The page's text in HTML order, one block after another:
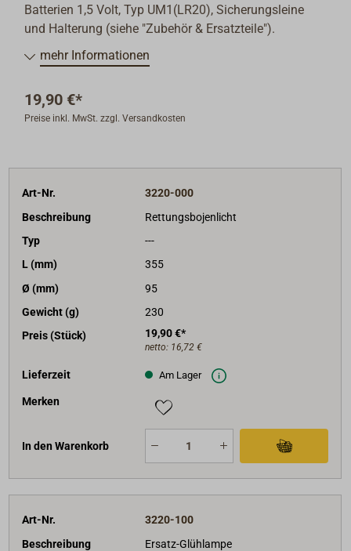
Batterien 1,5 Volt, Typ UM1(LR20), Sicherungsleine
und Halterung (siehe "Zubehör & Ersatzteile").
mehr Informationen
19,90 €*
Preise inkl. MwSt. zzgl. Versandkosten
Art-Nr.
3220-000
Beschreibung
Rettungsbojenlicht
Typ
---
L (mm)
355
Ø (mm)
95
Gewicht (g)
230
Preis (Stück)
19,90 €*
netto: 16,72 €
Lieferzeit Am Lager
Merken
In den Warenkorb
Art-Nr.
3220-100
Beschreibung
Ersatz-Glühlampe